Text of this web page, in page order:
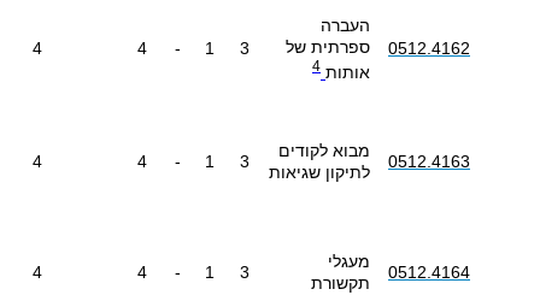
0512.4162
העברה
ספרתית של
אותות 4
3
1
-
4
4
0512.4163
מבוא לקודים
לתיקון שגיאות
3
1
-
4
4
0512.4164
מעגלי
תקשורת
3
1
-
4
4